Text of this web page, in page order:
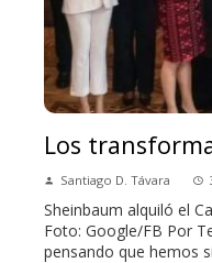
Los
Santiago D. Távara
Sheinbaum alquiló el
Foto: Google/FB Por
pensando que hemos